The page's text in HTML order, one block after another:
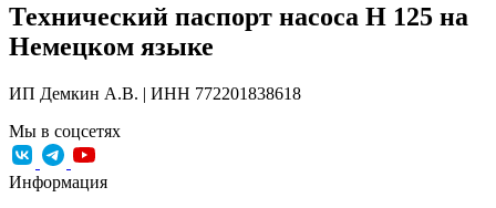
Технический паспорт насоса H 125 на
Немецком языке
ИП Демкин А.В. | ИНН 772201838618
Мы в соцсетях
Информация